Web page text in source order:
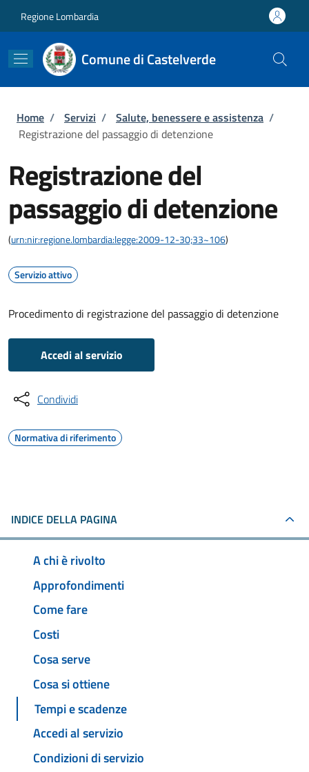
Regione Lombardia
Comune di Castelverde
Briciole di pane
Home / Servizi / Salute, benessere e assistenza /
Registrazione del passaggio di detenzione
Registrazione del
passaggio di detenzione
(urn:nir:regione.lombardia:legge:2009-12-30;33~106)
Servizio attivo
Procedimento di registrazione del passaggio di detenzione
Accedi al servizio
Condividi
Normativa di riferimento
INDICE DELLA PAGINA
A chi è rivolto
Approfondimenti
Come fare
Costi
Cosa serve
Cosa si ottiene
Tempi e scadenze
Accedi al servizio
Condizioni di servizio